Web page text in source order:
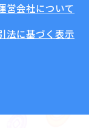
営会社について
法に基づく表示